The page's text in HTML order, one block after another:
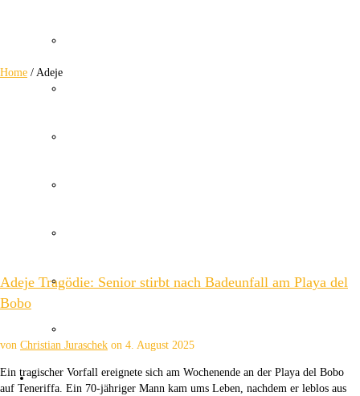
Immobilien Kanaren
Über uns
Teneriffas.
Home / Adeje
Adeje Tragödie: Senior stirbt nach Badeunfall am Playa del
Bobo
von Christian Juraschek on 4. August 2025
Ein tragischer Vorfall ereignete sich am Wochenende an der Playa del Bobo
auf Teneriffa. Ein 70-jähriger Mann kam ums Leben, nachdem er leblos aus